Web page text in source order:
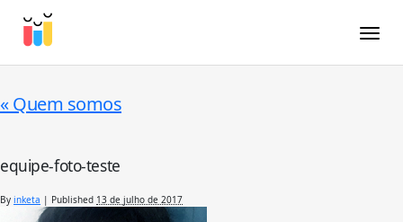
«Quem somos
equipe-foto-teste
By inketa | Published 13 de julho de 2017